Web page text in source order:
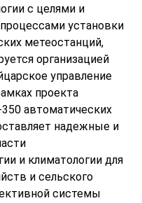
с целями и
установки
метеостанций,
организацией
управление
проекта
автоматических
надежные и
и климатологии для
и сельского
системы